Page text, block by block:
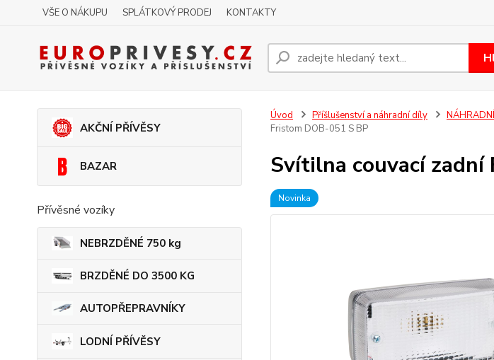
VŠE O NÁKUPU SPLÁTKOVÝ PRODEJ KONTAKTY
AKČNÍ PŘÍVĚSY
BAZAR
Přívěsné vozíky
NEBRZDĚNÉ 750 kg
BRZDĚNÉ DO 3500 KG
AUTOPŘEPRAVNÍKY
LODNÍ PŘÍVĚSY
Úvod Příšlušenství a náhradní díly
Fristom DOB-051 S BP
Svítilna couvací zadní
Novinka